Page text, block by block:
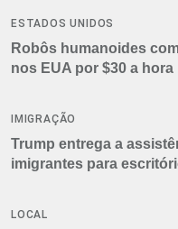
ESTADOS UNIDOS
Robôs humanoides
nos EUA por $30 a hora
IMIGRAÇÃO
Trump entrega a
imigrantes para
LOCAL